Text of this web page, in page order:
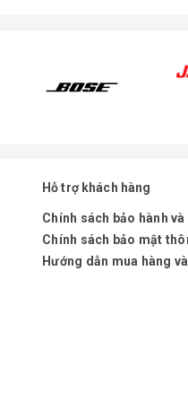
Hỗ trợ khách hàng
Chính sách bảo hành
Chính sách bảo mật
Hướng dẫn mua hàng